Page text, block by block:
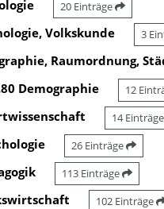
20 Einträge
Volkskunde 3
Raumordnung,
Demographie 12
14 Einträge
26 Einträge
113 Einträge
102 Einträge